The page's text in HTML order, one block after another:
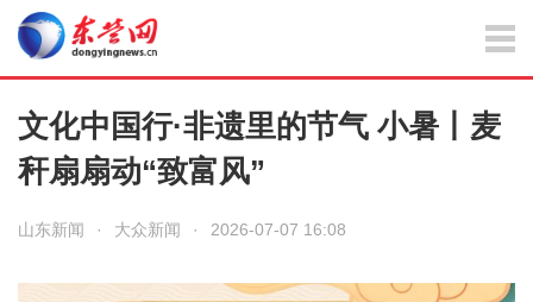
文化中国行·非遗里的节气 小暑丨麦
秆扇扇动“致富风”
山东新闻 · 大众新闻 · 2026-07-07 16:08